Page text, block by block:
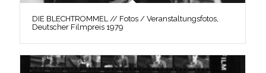
DIE BLECHTROMMEL // Fotos / Veranstaltungsfotos,
Deutscher Filmpreis 1979